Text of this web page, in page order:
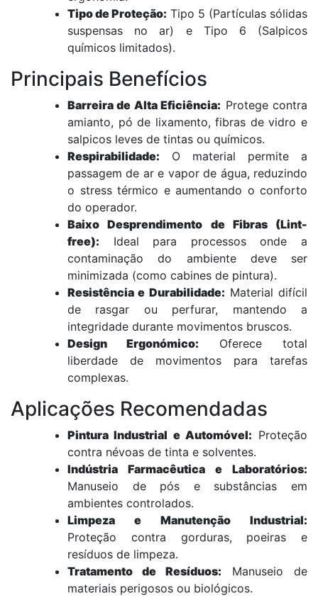
Tipo de Proteção: Tipo 5 (Partículas sólidas
suspensas no ar) e Tipo 6 (Salpicos
químicos limitados).
Principais Benefícios
Barreira de Alta Eficiência: Protege contra
amianto, pó de lixamento, fibras de vidro e
salpicos leves de tintas ou químicos.
Respirabilidade: O material permite a
passagem de ar e vapor de água, reduzindo
o stress térmico e aumentando o conforto
do operador.
Baixo Desprendimento de Fibras (Lint-
free): Ideal para processos onde a
contaminação do ambiente deve ser
minimizada (como cabines de pintura).
Resistência e Durabilidade: Material difícil
de rasgar ou perfurar, mantendo a
integridade durante movimentos bruscos.
Design Ergonómico: Oferece total
liberdade de movimentos para tarefas
complexas.
Aplicações Recomendadas
Pintura Industrial e Automóvel: Proteção
contra névoas de tinta e solventes.
Indústria Farmacêutica e Laboratórios:
Manuseio de pós e substâncias em
ambientes controlados.
Limpeza e Manutenção Industrial:
Proteção contra gorduras, poeiras e
resíduos de limpeza.
Tratamento de Resíduos: Manuseio de
materiais perigosos ou biológicos.